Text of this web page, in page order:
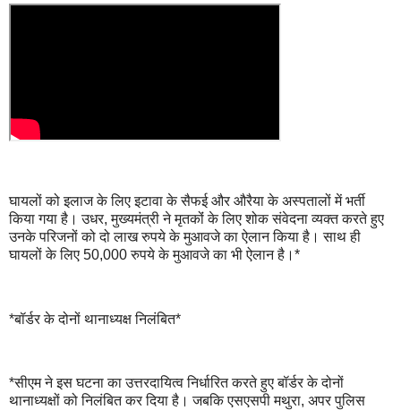
घायलों को इलाज के लिए इटावा के सैफई और औरैया के अस्पतालों में भर्ती
किया गया है। उधर, मुख्यमंत्री ने मृतकोंं के लिए शोक संवेदना व्यक्त करते हुए
उनके परिजनों को दो लाख रुपये के मुआवजे का ऐलान किया है। साथ ही
घायलों के लिए 50,000 रुपये के मुआवजे का भी ऐलान है।*
*बॉर्डर के दोनों थानाध्यक्ष निलंबित*
*सीएम ने इस घटना का उत्तरदायित्व निर्धारित करते हुए बॉर्डर के दोनों
थानाध्यक्षों को निलंबित कर दिया है। जबकि एसएसपी मथुरा, अपर पुलिस